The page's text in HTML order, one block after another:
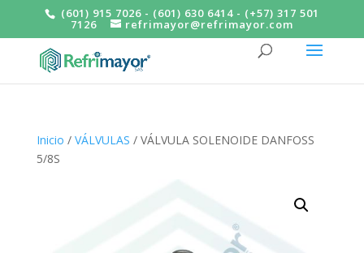
(601) 915 7026 - (601) 630 6414 - (+57) 317 501
7126 refrimayor@refrimayor.com
Inicio / VÁLVULAS / VÁLVULA SOLENOIDE DANFOSS
5/8S